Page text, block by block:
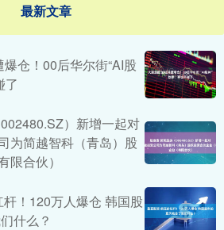
最新文章
仓！00后华尔街“AI股
了
）新增一起对
为简越智科（青岛）股
限合伙）
！120万人爆仓 韩国股
什么？